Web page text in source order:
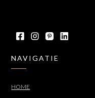
NAVIGATIE
HOME